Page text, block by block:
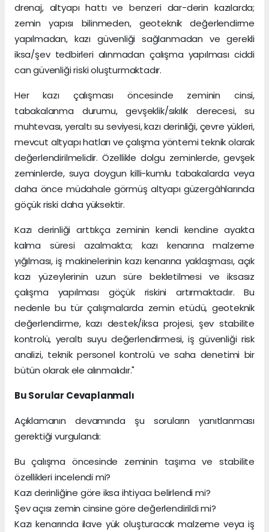
drenaj, altyapı hattı ve benzeri dar-derin kazılarda;
zemin yapısı bilinmeden, geoteknik değerlendirme
yapılmadan, kazı güvenliği sağlanmadan ve gerekli
iksa/şev tedbirleri alınmadan çalışma yapılması ciddi
can güvenliği riski oluşturmaktadır.
Her kazı çalışması öncesinde zeminin cinsi,
tabakalanma durumu, gevşeklik/sıkılık derecesi, su
muhtevası, yeraltı su seviyesi, kazı derinliği, çevre yükleri,
mevcut altyapı hatları ve çalışma yöntemi teknik olarak
değerlendirilmelidir. Özellikle dolgu zeminlerde, gevşek
zeminlerde, suya doygun killi-kumlu tabakalarda veya
daha önce müdahale görmüş altyapı güzergâhlarında
göçük riski daha yüksektir.
Kazı derinliği arttıkça zeminin kendi kendine ayakta
kalma süresi azalmakta; kazı kenarına malzeme
yığılması, iş makinelerinin kazı kenarına yaklaşması, açık
kazı yüzeylerinin uzun süre bekletilmesi ve iksasız
çalışma yapılması göçük riskini artırmaktadır. Bu
nedenle bu tür çalışmalarda zemin etüdü, geoteknik
değerlendirme, kazı destek/iksa projesi, şev stabilite
kontrolü, yeraltı suyu değerlendirmesi, iş güvenliği risk
analizi, teknik personel kontrolü ve saha denetimi bir
bütün olarak ele alınmalıdır."
Bu Sorular Cevaplanmalı
Açıklamanın devamında şu soruların yanıtlanması
gerektiği vurgulandı:
Bu çalışma öncesinde zeminin taşıma ve stabilite
özellikleri incelendi mi?
Kazı derinliğine göre iksa ihtiyacı belirlendi mi?
Şev açısı zemin cinsine göre değerlendirildi mi?
Kazı kenarında ilave yük oluşturacak malzeme veya iş